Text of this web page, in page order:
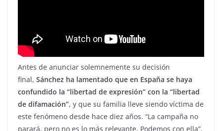
Antes de anunciar solemnemente su decisión
final, Sánchez ha lamentado que en España se haya
confundido la “libertad de expresión” con la “libertad
de difamación”, y que su familia lleve siendo víctima de
este fenómeno desde hace diez años. “La campaña no
parará, pero no es lo más relevante. Podemos con ella”,